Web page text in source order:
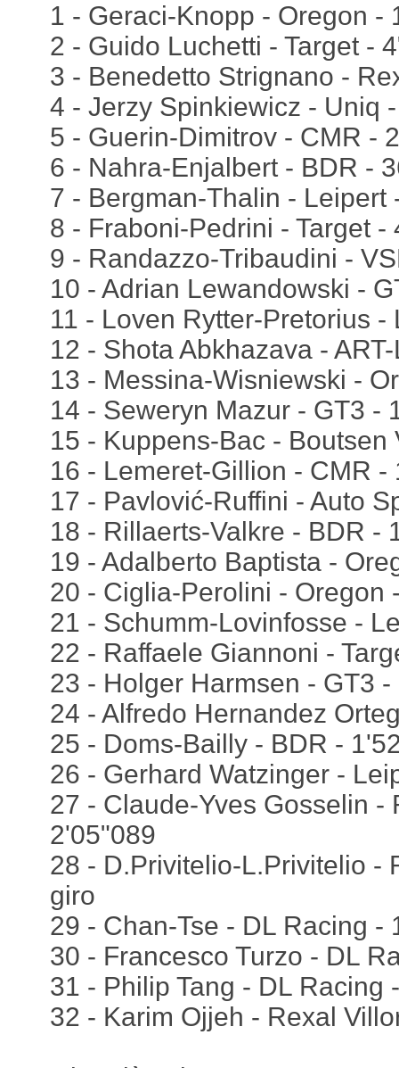
1 - Geraci-Knopp - Oregon -
2 - Guido Luchetti - Target -
3 - Benedetto Strignano -
4 - Jerzy Spinkiewicz - Uniq
5 - Guerin-Dimitrov - CMR -
6 - Nahra-Enjalbert - BDR -
7 - Bergman-Thalin - Leipert
8 - Fraboni-Pedrini - Target -
9 - Randazzo-Tribaudini -
10 - Adrian Lewandowski -
11 - Loven Rytter-Pretorius -
12 - Shota Abkhazava -
13 - Messina-Wisniewski -
14 - Seweryn Mazur - GT3 -
15 - Kuppens-Bac - Boutsen
16 - Lemeret-Gillion - CMR -
17 - Pavlović-Ruffini - Auto
18 - Rillaerts-Valkre - BDR -
19 - Adalberto Baptista -
20 - Ciglia-Perolini - Oregon
21 - Schumm-Lovinfosse -
22 - Raffaele Giannoni -
23 - Holger Harmsen - GT3
24 - Alfredo Hernandez
25 - Doms-Bailly - BDR -
26 - Gerhard Watzinger -
27 - Claude-Yves Gosselin -
2'05"089
28 - D.Privitelio-L.Privitelio -
giro
29 - Chan-Tse - DL Racing -
30 - Francesco Turzo - DL
31 - Philip Tang - DL Racing
32 - Karim Ojjeh - Rexal